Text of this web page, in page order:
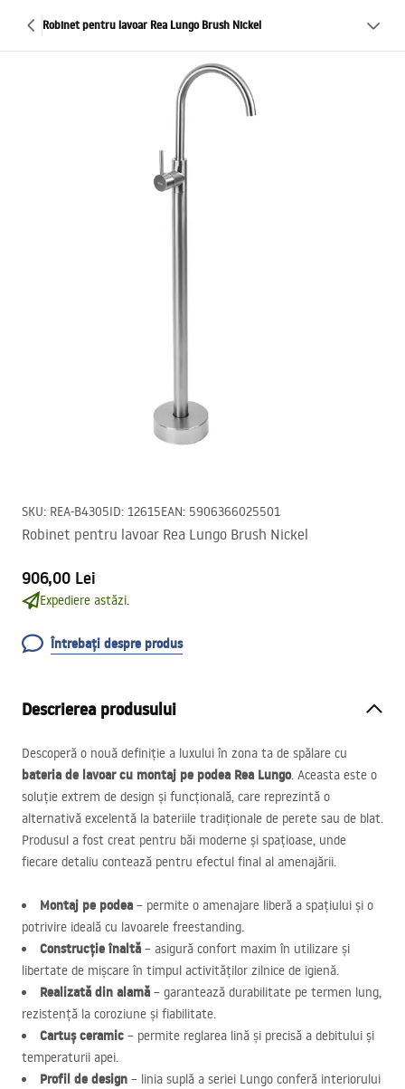
Robinet pentru lavoar Rea Lungo Brush Nickel
SKU: REA-B4305ID: 12615EAN: 5906366025501
Robinet pentru lavoar Rea Lungo Brush Nickel
906,00 Lei
Expediere astăzi.
Întrebați despre produs
Descrierea produsului
Descoperă o nouă definiție a luxului în zona ta de spălare cu
bateria de lavoar cu montaj pe podea Rea Lungo. Aceasta este o
soluție extrem de design și funcțională, care reprezintă o
alternativă excelentă la bateriile tradiționale de perete sau de blat.
Produsul a fost creat pentru băi moderne și spațioase, unde
fiecare detaliu contează pentru efectul final al amenajării.
Montaj pe podea – permite o amenajare liberă a spațiului și o
potrivire ideală cu lavoarele freestanding.
Construcție înaltă – asigură confort maxim în utilizare și
libertate de mișcare în timpul activităților zilnice de igienă.
Realizată din alamă – garantează durabilitate pe termen lung,
rezistență la coroziune și fiabilitate.
Cartuș ceramic – permite reglarea lină și precisă a debitului și
temperaturii apei.
Profil de design – linia suplă a seriei Lungo conferă interiorului